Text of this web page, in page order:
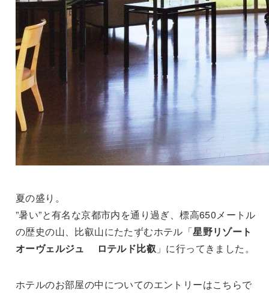
夏の盛り。
”暑い”と有名な京都市内を通り過ぎ、標高650メートル
の歴史の山、比叡山にたたずむホテル「星野リゾート
オーヴェルジュ ロテルド比叡 」に行ってきました。
ホテルのお部屋の中についてのエントリーはこちらで